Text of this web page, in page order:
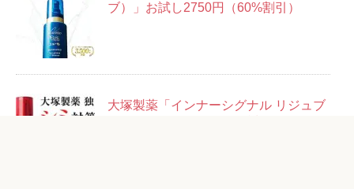
ブ）」お試し2750円（60%割引）
大塚製薬「インナーシグナル リジュブ